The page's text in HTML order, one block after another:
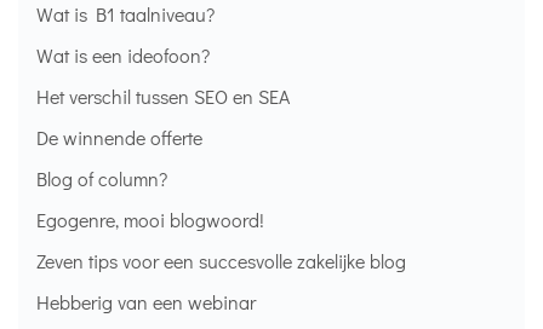
Wat is B1 taalniveau?
Wat is een ideofoon?
Het verschil tussen SEO en SEA
De winnende offerte
Blog of column?
Egogenre, mooi blogwoord!
Zeven tips voor een succesvolle zakelijke blog
Hebberig van een webinar